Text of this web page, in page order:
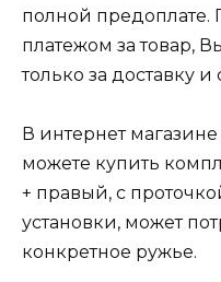
полной
платежом за товар,
только за доставку и
В интернет
можете купить
+ правый, с
установки, может
конкретное ружье.